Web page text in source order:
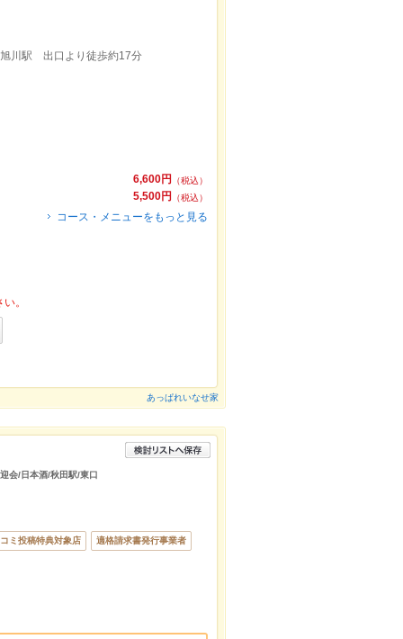
川駅 出口より徒歩約17分
6,600円 （税込）
5,500円 （税込）
コース・メニューをもっと見る
。
あっぱれいなせ家
会/日本酒/秋田駅/東口
ミ投稿特典対象店 適格請求書発行事業者